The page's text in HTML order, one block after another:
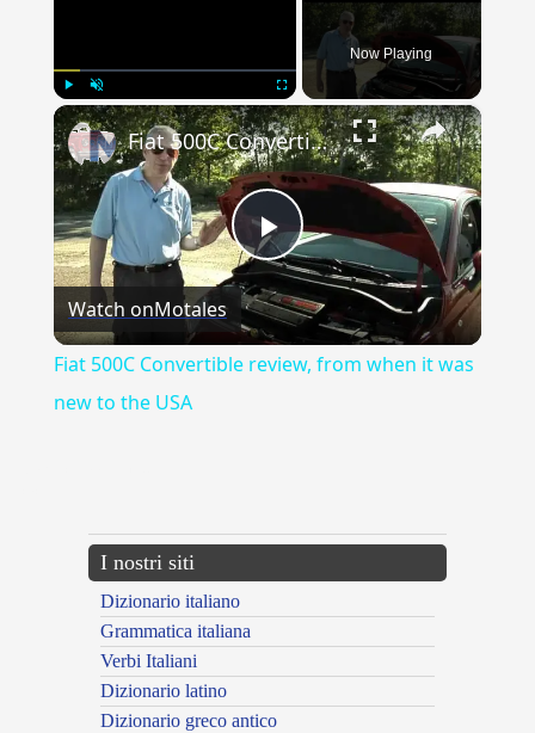
Play Unmute Fullscreen
Now Playing
×
Play
Video
Fiat 500C Convertible review, from when it was new to the USA
Watch onMotales
Fiat 500C Convertible review, from when it was
new to the USA
I nostri siti
Dizionario italiano
Grammatica italiana
Verbi Italiani
Dizionario latino
Dizionario greco antico